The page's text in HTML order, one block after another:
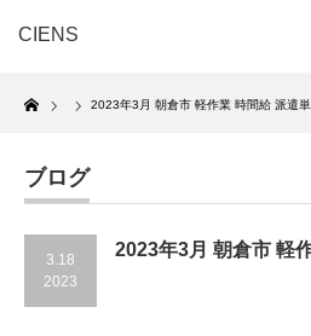
CIENS
Home
2023年3月 朝倉市 軽作業 時間給 派遣
ブログ
3.18
2023
2023年3月 朝倉市 軽